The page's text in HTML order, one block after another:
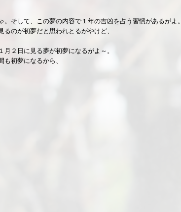
そして、この夢の内容で１年の吉凶を占う習慣があるがよ。
のが初夢だと思われとるがやけど、
２日に見る夢が初夢になるがよ～。
初夢になるから、